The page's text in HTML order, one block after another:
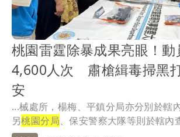
桃園雷霆除暴成果亮眼！動
4,600人次 肅槍緝毒掃黑
安
...械處所，楊梅、平鎮分局亦分別於轄
另桃園分局、保安警察大隊等則於轄內